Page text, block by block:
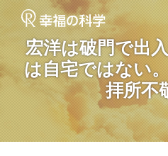
宏洋は破門で出
は自宅ではない
拝所不